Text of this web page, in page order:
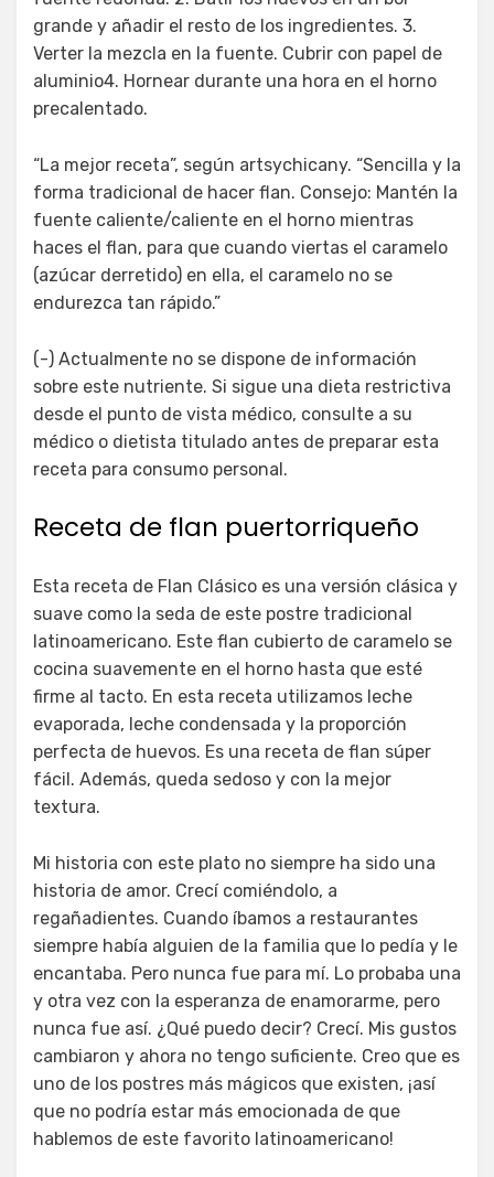
grande y añadir el resto de los ingredientes. 3.
Verter la mezcla en la fuente. Cubrir con papel de
aluminio4. Hornear durante una hora en el horno
precalentado.
“La mejor receta”, según artsychicany. “Sencilla y la
forma tradicional de hacer flan. Consejo: Mantén la
fuente caliente/caliente en el horno mientras
haces el flan, para que cuando viertas el caramelo
(azúcar derretido) en ella, el caramelo no se
endurezca tan rápido.”
(-) Actualmente no se dispone de información
sobre este nutriente. Si sigue una dieta restrictiva
desde el punto de vista médico, consulte a su
médico o dietista titulado antes de preparar esta
receta para consumo personal.
Receta de flan puertorriqueño
Esta receta de Flan Clásico es una versión clásica y
suave como la seda de este postre tradicional
latinoamericano. Este flan cubierto de caramelo se
cocina suavemente en el horno hasta que esté
firme al tacto. En esta receta utilizamos leche
evaporada, leche condensada y la proporción
perfecta de huevos. Es una receta de flan súper
fácil. Además, queda sedoso y con la mejor
textura.
Mi historia con este plato no siempre ha sido una
historia de amor. Crecí comiéndolo, a
regañadientes. Cuando íbamos a restaurantes
siempre había alguien de la familia que lo pedía y le
encantaba. Pero nunca fue para mí. Lo probaba una
y otra vez con la esperanza de enamorarme, pero
nunca fue así. ¿Qué puedo decir? Crecí. Mis gustos
cambiaron y ahora no tengo suficiente. Creo que es
uno de los postres más mágicos que existen, ¡así
que no podría estar más emocionada de que
hablemos de este favorito latinoamericano!